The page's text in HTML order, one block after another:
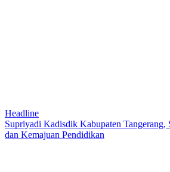
Headline
Supriyadi Kadisdik Kabupaten Tangerang,
dan Kemajuan Pendidikan